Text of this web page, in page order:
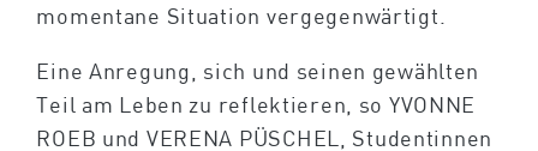
momentane Situation vergegenwärtigt.
Eine Anregung, sich und seinen gewählten
Teil am Leben zu reflektieren, so YVONNE
ROEB und VERENA PÜSCHEL, Studentinnen